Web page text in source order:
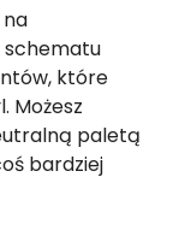
schematu
które
Możesz
paletą
bardziej